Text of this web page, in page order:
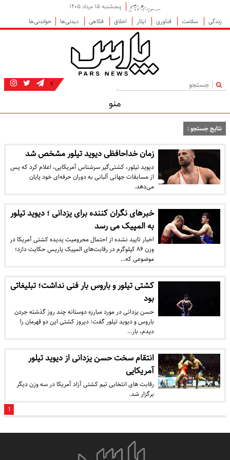
پنجشنبه ۱۵ مرداد ۱۴۰۵
زندگی
سلامت فناوری ایثار اخلاق فکاهی دیدنی‌ها خواندنی‌ها
|
منو
نتایج جستجو :
زمان خداحافظی دیوید تیلور مشخص شد
دیوید تیلور، کشتی‌گیر سرشناس آمریکایی، اعلام کرد که پس
از مسابقات جهانی آلبانی به دوران حرفه‌ای خود پایان
می‌دهد.
خبرهای نگران کننده برای یزدانی ؛ دیوید تیلور
به المپیک می رسد
اخبار تایید نشده از احتمال محرومیت پدیده کشتی آمریکا در
وزن ۸۶ کیلوگرم در رقابت‌های المپیک پاریس حکایت دارد؛
موضوعی که…
کشتی تیلور و باروس بار فنی نداشت؛ تبلیغاتی
بود
حسن یزدانی در مورد مبارزه دوستانه چند روز گذشته جردن
باروس و دیوید تیلور گفت: دیروز کشتی این دو قهرمان را
دیدم، بار…
انتقام سخت حسن یزدانی از دیوید تیلور
آمریکایی
رقابت های انتخابی تیم کشتی آزاد آمریکا در سه وزن دیگر
برگزار شد.
1